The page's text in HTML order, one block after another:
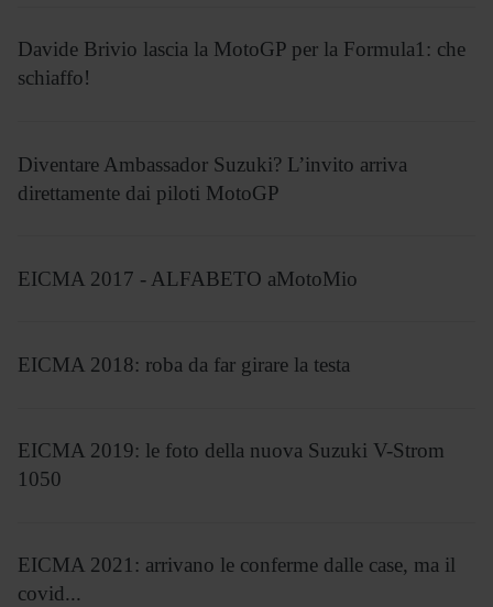
Davide Brivio lascia la MotoGP per la Formula1: che
schiaffo!
Diventare Ambassador Suzuki? L’invito arriva
direttamente dai piloti MotoGP
EICMA 2017 - ALFABETO aMotoMio
EICMA 2018: roba da far girare la testa
EICMA 2019: le foto della nuova Suzuki V-Strom
1050
EICMA 2021: arrivano le conferme dalle case, ma il
covid...